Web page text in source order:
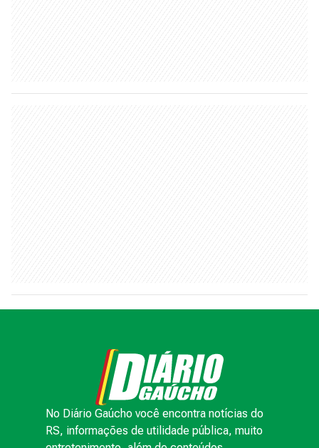
No Diário Gaúcho você encontra notícias do
RS, informações de utilidade pública, muito